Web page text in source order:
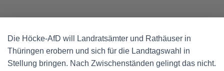
Die Höcke-AfD will Landratsämter und Rathäuser in
Thüringen erobern und sich für die Landtagswahl in
Stellung bringen. Nach Zwischenständen gelingt das nicht.